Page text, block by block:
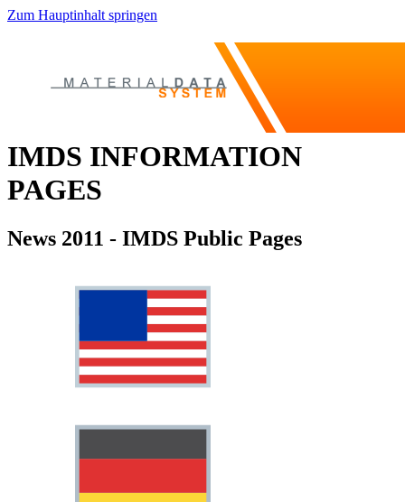
Zum Hauptinhalt springen
IMDS INFORMATION
PAGES
News 2011 - IMDS Public Pages